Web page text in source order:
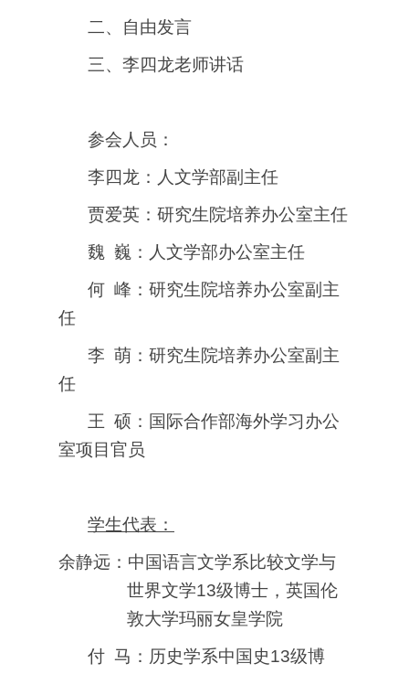
二、自由发言
三、李四龙老师讲话
参会人员：
李四龙：人文学部副主任
贾爱英：研究生院培养办公室主任
魏 巍：人文学部办公室主任
何 峰：研究生院培养办公室副主
任
李 萌：研究生院培养办公室副主
任
王 硕：国际合作部海外学习办公
室项目官员
学生代表：
余静远：中国语言文学系比较文学与
世界文学13级博士，英国伦
敦大学玛丽女皇学院
付 马：历史学系中国史13级博